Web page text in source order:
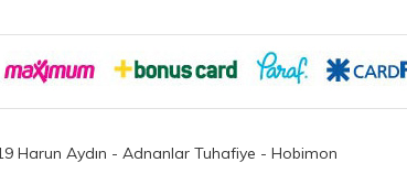
Harun Aydın - Adnanlar Tuhafiye - Hobimon